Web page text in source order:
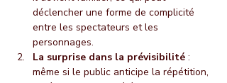
déclencher une forme de complicité
entre les spectateurs et les
personnages.
La surprise dans la prévisibilité :
même si le public anticipe la répétition,